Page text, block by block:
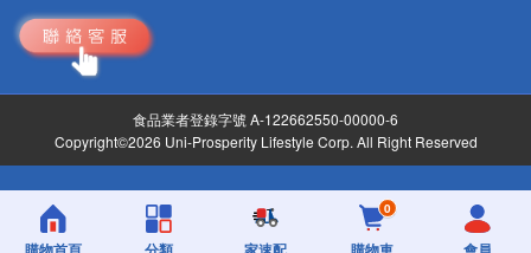
食品業者登錄字號 A-122662550-00000-6
Copyright©2026 Uni-Prosperity Lifestyle Corp. All Right Reserved
0